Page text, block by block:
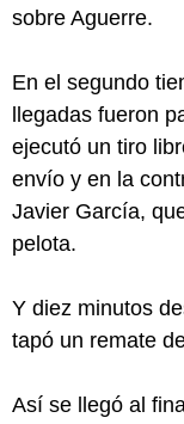
sobre Aguerre.
En el segundo
llegadas fueron
ejecutó un tiro
envío y en la
Javier García,
pelota.
Y diez minutos
tapó un remate
Así se llegó al